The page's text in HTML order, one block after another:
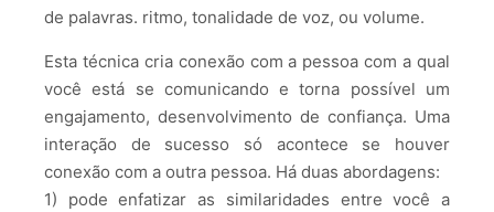
de palavras. ritmo, tonalidade de voz, ou volume.
Esta técnica cria conexão com a pessoa com a qual
você está se comunicando e torna possível um
engajamento, desenvolvimento de confiança. Uma
interação de sucesso só acontece se houver
conexão com a outra pessoa. Há duas abordagens:
1) pode enfatizar as similaridades entre você a